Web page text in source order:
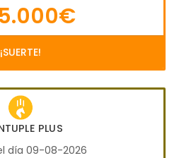
¡SUERTE!
PLUS
día 09-08-2026